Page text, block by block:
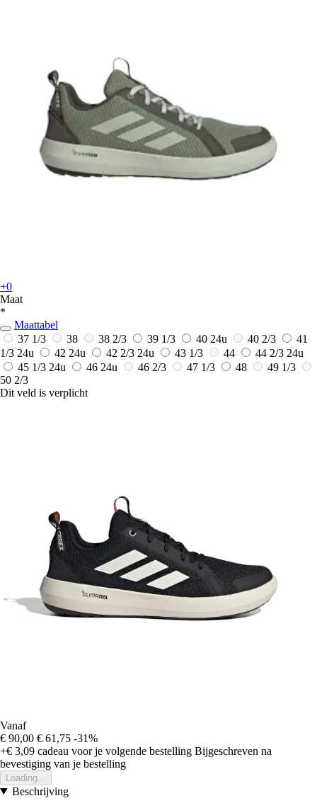
+0
Maat
*
Maattabel
37 1/3
38 38 2/3 39 1/3 40 24u 40 2/3
41
1/3 24u 42 24u 42 2/3 24u 43 1/3 44 44 2/3 24u
45 1/3 24u 46 24u 46 2/3 47 1/3 48
49 1/3
50 2/3
Dit veld is verplicht
Vanaf
€ 90,00 € 61,75 -31%
+€ 3,09 cadeau voor je volgende bestelling Bijgeschreven na
bevestiging van je bestelling
Loading...
Beschrijving